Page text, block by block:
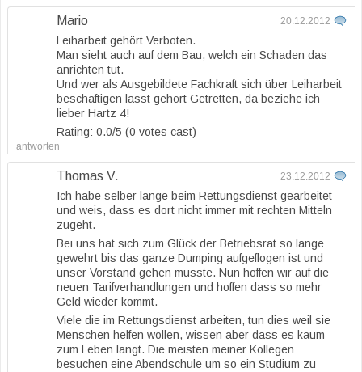
Mario 20.12.2012
Leiharbeit gehört Verboten.
Man sieht auch auf dem Bau, welch ein Schaden das
anrichten tut.
Und wer als Ausgebildete Fachkraft sich über Leiharbeit
beschäftigen lässt gehört Getretten, da beziehe ich
lieber Hartz 4!
Rating: 0.0/5 (0 votes cast)
antworten
Thomas V. 23.12.2012
Ich habe selber lange beim Rettungsdienst gearbeitet
und weis, dass es dort nicht immer mit rechten Mitteln
zugeht.
Bei uns hat sich zum Glück der Betriebsrat so lange
gewehrt bis das ganze Dumping aufgeflogen ist und
unser Vorstand gehen musste. Nun hoffen wir auf die
neuen Tarifverhandlungen und hoffen dass so mehr
Geld wieder kommt.
Viele die im Rettungsdienst arbeiten, tun dies weil sie
Menschen helfen wollen, wissen aber dass es kaum
zum Leben langt. Die meisten meiner Kollegen
besuchen eine Abendschule um so ein Studium zu